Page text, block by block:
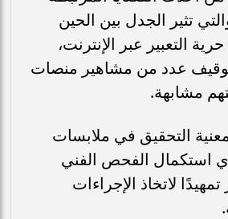
تثير الجدل بين الحين
التعبير عبر الإنترنت،
عدد من مشاهير منصات
مشابهة.
التحقيق في ملابسات
استكمال الفحص الفني
لاتخاذ الإجراءات